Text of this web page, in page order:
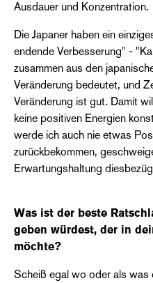
Ausdauer und Konzentration.
Die Japaner haben ein
endende Verbesserung" -
zusammen aus den
Veränderung bedeutet, und
Veränderung ist gut. Damit
keine positiven Energien
werde ich auch nie etwas
zurückbekommen,
Erwartungshaltung
Was ist der beste
geben würdest, der in
möchte?
Scheiß egal wo oder als was